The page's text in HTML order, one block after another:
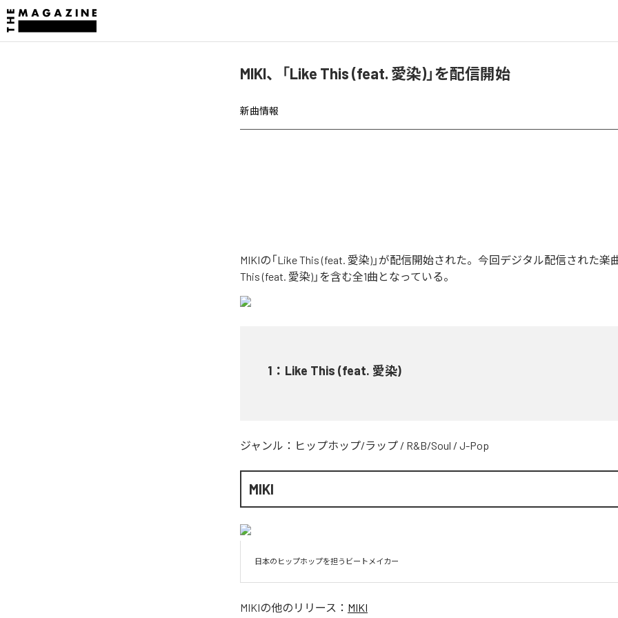
MIKI、「Like This (feat. 愛染)」を配信開始
新曲情報
MIKIの「Like This (feat. 愛染)」が配信開始された。今回デジタル配信された楽
This (feat. 愛染)」を含む全1曲となっている。
1 ： Like This (feat. 愛染)
ジャンル： ヒップホップ/ラップ / R&B/Soul / J-Pop
MIKI
日本のヒップホップを担うビートメイカー
MIKIの他のリリース： MIKI